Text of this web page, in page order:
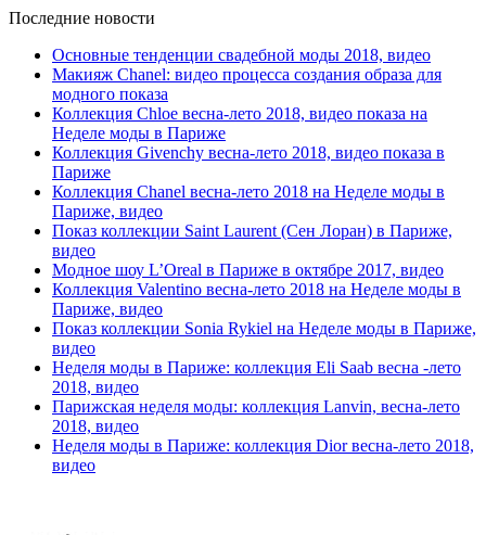
Последние новости
Основные тенденции свадебной моды 2018, видео
Макияж Chanel: видео процесса создания образа для
модного показа
Коллекция Chloe весна-лето 2018, видео показа на
Неделе моды в Париже
Коллекция Givenchy весна-лето 2018, видео показа в
Париже
Коллекция Chanel весна-лето 2018 на Неделе моды в
Париже, видео
Показ коллекции Saint Laurent (Сен Лоран) в Париже,
видео
Модное шоу L’Oreal в Париже в октябре 2017, видео
Коллекция Valentino весна-лето 2018 на Неделе моды в
Париже, видео
Показ коллекции Sonia Rykiel на Неделе моды в Париже,
видео
Неделя моды в Париже: коллекция Eli Saab весна -лето
2018, видео
Парижская неделя моды: коллекция Lanvin, весна-лето
2018, видео
Неделя моды в Париже: коллекция Dior весна-лето 2018,
видео